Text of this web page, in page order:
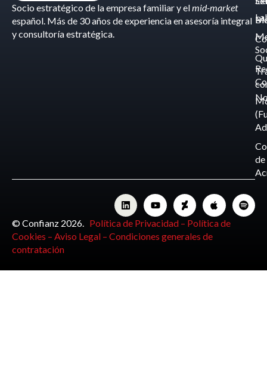
Socio estratégico de la empresa familiar y elmid-market
español. Más de 30 años de experiencia en asesoría integral
y consultoría estratégica.
de
© Confianz 2026. Política de Privacidad – Política de
Cookies – Aviso Legal – Condiciones generales de
contratación